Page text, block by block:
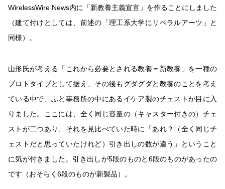
WirelessWire News内に「新教養主義宣言」を作ることにしました
（建て付けとしては、前述の「理工系大学にリベラルアーツ」と
同様）。
山形氏が考える「これから必要とされる教養＝新教養」を一種の
プロトタイプとして据え、その後もグダグダと教養のことを考え
ている中で、ふと事務所の中にあるイケア製のチェストが目に入
りました。ここには、全く同じ容量の（キャスター付きの）チェ
ストが二つあり、それを見比べていた時に「あれ？（全く同じチ
ェストだと思っていたけれど）引き出しの数が違う」ということ
に気が付きました。引き出しが5段のものと6段のものがあったの
です（おそらく6段のものが新製品）。